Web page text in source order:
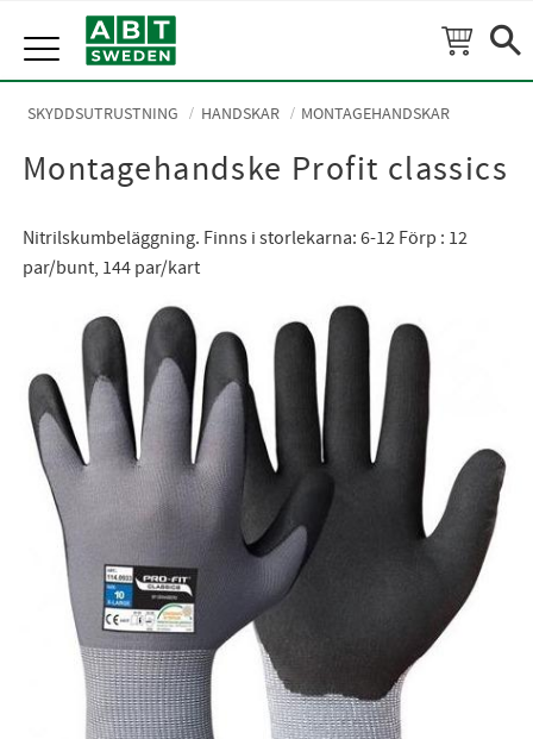
Meny
SKYDDSUTRUSTNING HANDSKAR MONTAGEHANDSKAR
Montagehandske Profit classics
Nitrilskumbeläggning. Finns i storlekarna: 6-12 Förp : 12
par/bunt, 144 par/kart